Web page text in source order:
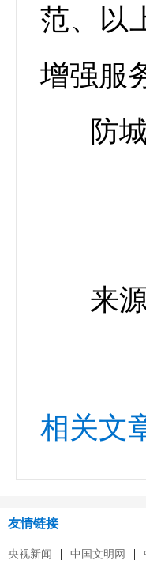
范、以
增强服
防
来
相关文
友情链接
央视新闻 | 中国文明网 |